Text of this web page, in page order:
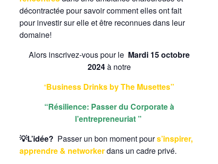
décontractée pour savoir comment elles ont fait
pour investir sur elle et être reconnues dans leur
domaine!
Alors inscrivez-vous pour le Mardi 15 octobre
2024à notre
“Business Drinks by The Musettes”
“Résilience: Passer du Corporate à
l’entrepreneuriat ”
💡L’idée? Passer un bon moment pours’inspirer,
apprendre & networkerdans un cadre privé.